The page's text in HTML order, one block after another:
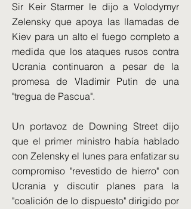
Sir Keir Starmer le dijo a Volodymyr
Zelensky que apoya las llamadas de
Kiev para un alto el fuego completo a
medida que los ataques rusos contra
Ucrania continuaron a pesar de la
promesa de Vladimir Putin de una
"tregua de Pascua".
Un portavoz de Downing Street dijo
que el primer ministro había hablado
con Zelensky el lunes para enfatizar su
compromiso "revestido de hierro" con
Ucrania y discutir planes para la
"coalición de lo dispuesto" dirigido por